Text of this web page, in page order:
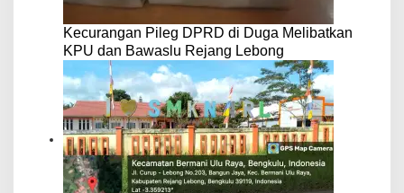
Kecurangan Pileg DPRD di Duga Melibatkan
KPU dan Bawaslu Rejang Lebong